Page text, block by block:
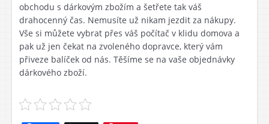
obchodu s dárkovým zbožím a šetřete tak váš
drahocenný čas. Nemusíte už nikam jezdit za nákupy.
Vše si můžete vybrat přes váš počítač v klidu domova a
pak už jen čekat na zvoleného dopravce, který vám
přiveze balíček od nás. Těšíme se na vaše objednávky
dárkového zboží.